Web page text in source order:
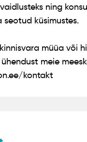
ning
seotud küsimustes.
müüa või
meie
kontakt